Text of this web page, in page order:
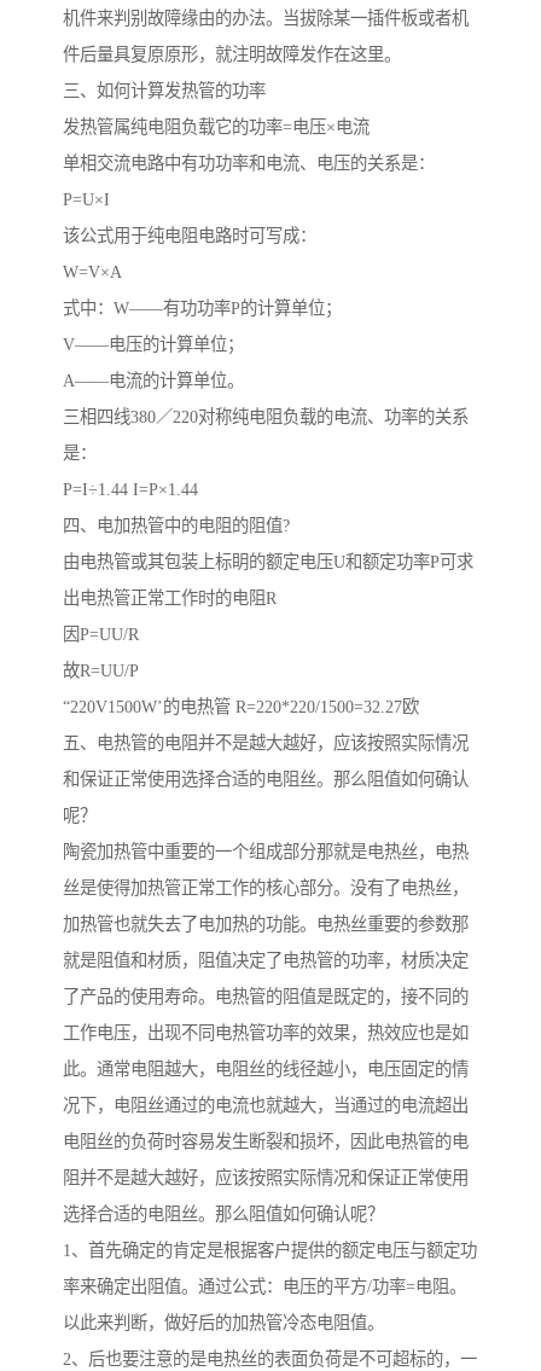
机件来判别故障缘由的办法。当拔除某一插件板或者机
件后量具复原原形，就注明故障发作在这里。
三、如何计算发热管的功率
发热管属纯电阻负载它的功率=电压×电流
单相交流电路中有功功率和电流、电压的关系是：
P=U×I
该公式用于纯电阻电路时可写成：
W=V×A
式中：W——有功功率P的计算单位；
V——电压的计算单位；
A——电流的计算单位。
三相四线380／220对称纯电阻负载的电流、功率的关系
是：
P=I÷1.44 I=P×1.44
四、电加热管中的电阻的阻值?
由电热管或其包装上标眀的额定电压U和额定功率P可求
出电热管正常工作时的电阻R
因P=UU/R
故R=UU/P
“220V1500W’的电热管 R=220*220/1500=32.27欧
五、电热管的电阻并不是越大越好，应该按照实际情况
和保证正常使用选择合适的电阻丝。那么阻值如何确认
呢？
陶瓷加热管中重要的一个组成部分那就是电热丝，电热
丝是使得加热管正常工作的核心部分。没有了电热丝，
加热管也就失去了电加热的功能。电热丝重要的参数那
就是阻值和材质，阻值决定了电热管的功率，材质决定
了产品的使用寿命。电热管的阻值是既定的，接不同的
工作电压，出现不同电热管功率的效果，热效应也是如
此。通常电阻越大，电阻丝的线径越小，电压固定的情
况下，电阻丝通过的电流也就越大，当通过的电流超出
电阻丝的负荷时容易发生断裂和损坏，因此电热管的电
阻并不是越大越好，应该按照实际情况和保证正常使用
选择合适的电阻丝。那么阻值如何确认呢？
1、首先确定的肯定是根据客户提供的额定电压与额定功
率来确定出阻值。通过公式：电压的平方/功率=电阻。
以此来判断，做好后的加热管冷态电阻值。
2、后也要注意的是电热丝的表面负荷是不可超标的，一